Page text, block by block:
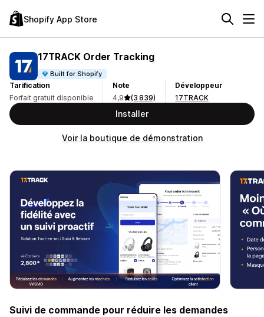
Shopify App Store
17TRACK Order Tracking
Built for Shopify
Tarification
Forfait gratuit disponible
Note
4,9
(3 839)
Développeur
17TRACK
Installer
Voir la boutique de démonstration
Suivi de commande pour réduire les demandes